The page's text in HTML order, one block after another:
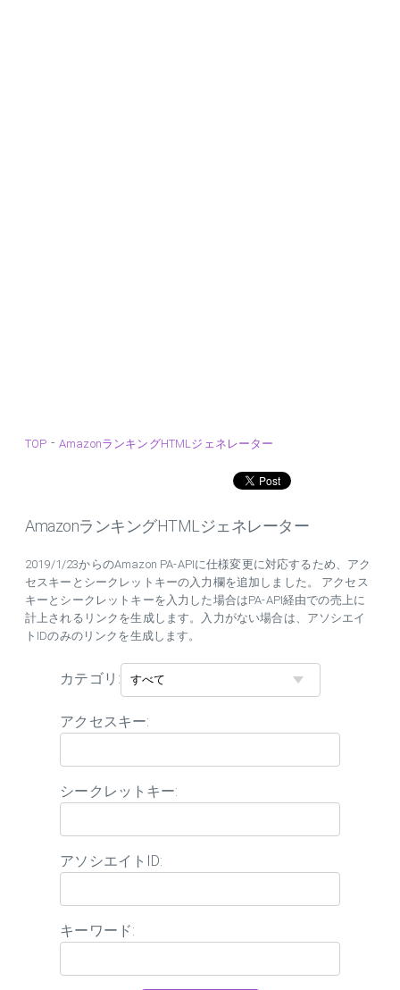
TOP - AmazonランキングHTMLジェネレーター
AmazonランキングHTMLジェネレーター
2019/1/23からのAmazon PA-APIに仕様変更に対応するため、アク
セスキーとシークレットキーの入力欄を追加しました。 アクセス
キーとシークレットキーを入力した場合はPA-API経由での売上に
計上されるリンクを生成します。入力がない場合は、アソシエイ
トIDのみのリンクを生成します。
カテゴリ:
アクセスキー:
シークレットキー:
アソシエイトID:
キーワード: